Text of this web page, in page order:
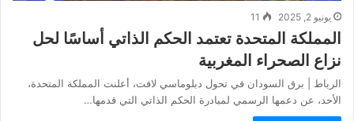
يونيو 2, 2025 11
المملكة المتحدة تعتمد الحكم الذاتي أساسًا لحل
نزاع الصحراء المغربية
الرباط | برق السودان في تحول دبلوماسي لافت، أعلنت المملكة المتحدة،
الأحد، عن دعمها الرسمي لمبادرة الحكم الذاتي التي قدمها…